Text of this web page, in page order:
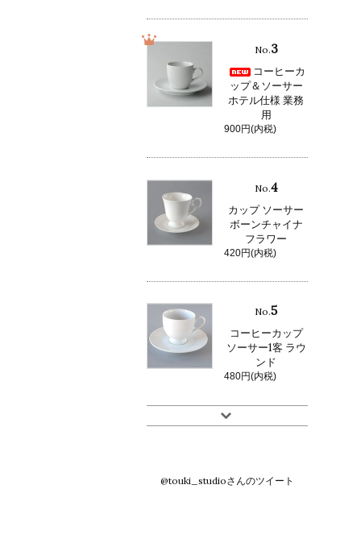
No.3
コーヒーカ
ップ＆ソーサー
ホテル仕様 業務
用
900円(内税)
No.4
カップ ソーサー
ボーンチャイナ
フラワー
420円(内税)
No.5
コーヒーカップ
ソーサー1客 ラウ
ンド
480円(内税)
@touki_studioさんのツイート